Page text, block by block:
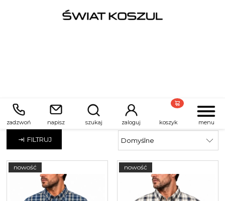
menu
zadzwoń napisz szukaj zaloguj koszyk
Żółty
FILTRUJ
nowość nowość